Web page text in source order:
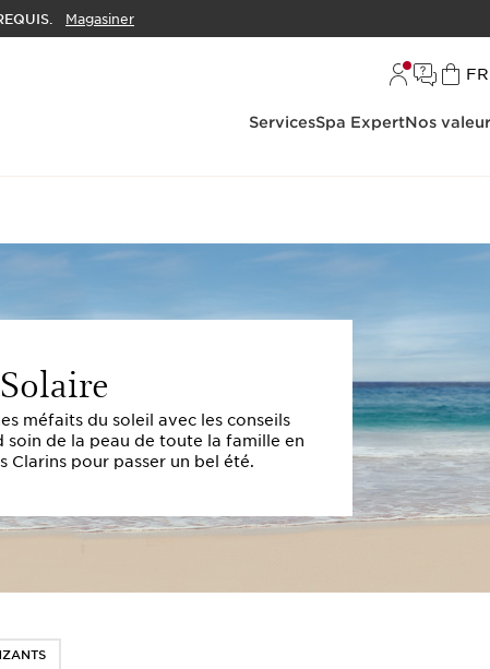
Magasiner
FR
ServicesSpa ExpertNos
Solaire
méfaits du soleil avec les conseils
soin de la peau de toute la famille en
Clarins pour passer un bel été.